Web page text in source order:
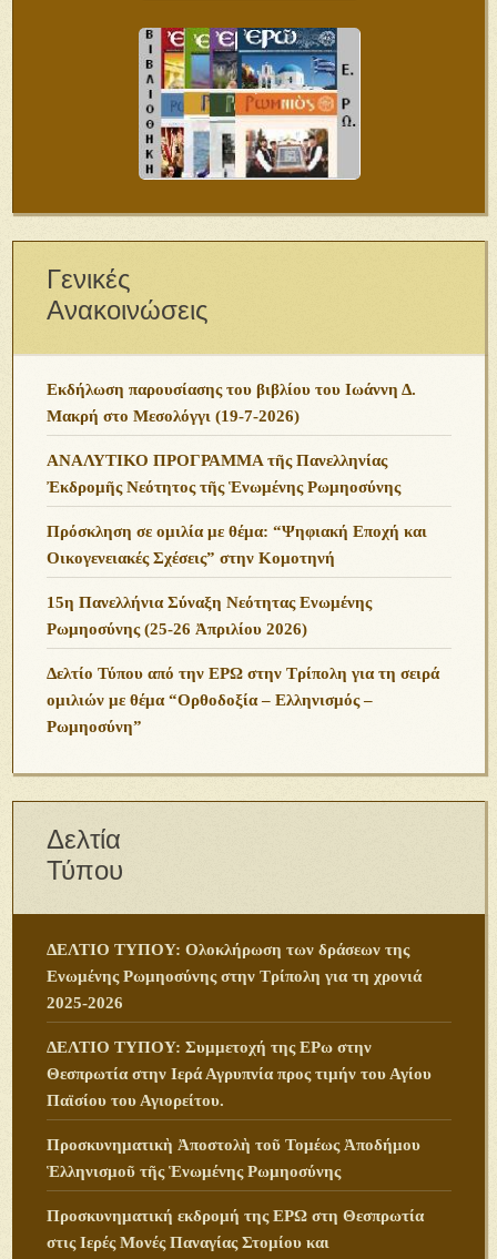
Γενικές
Ανακοινώσεις
Εκδήλωση παρουσίασης του βιβλίου του Ιωάννη Δ.
Μακρή στο Μεσολόγγι (19-7-2026)
ΑΝΑΛΥΤΙΚΟ ΠΡΟΓΡΑΜΜΑ τῆς Πανελληνίας
Ἐκδρομῆς Νεότητος τῆς Ἑνωμένης Ρωμηοσύνης
Πρόσκληση σε ομιλία με θέμα: “Ψηφιακή Εποχή και
Οικογενειακές Σχέσεις” στην Κομοτηνή
15η Πανελλήνια Σύναξη Νεότητας Ενωμένης
Ρωμηοσύνης (25-26 Ἀπριλίου 2026)
Δελτίο Τύπου από την ΕΡΩ στην Τρίπολη για τη σειρά
ομιλιών με θέμα “Ορθοδοξία – Ελληνισμός –
Ρωμηοσύνη”
Δελτία
Τύπου
ΔΕΛΤΙΟ ΤΥΠΟΥ: Ολοκλήρωση των δράσεων της
Ενωμένης Ρωμηοσύνης στην Τρίπολη για τη χρονιά
2025-2026
ΔΕΛΤΙΟ ΤΥΠΟΥ: Συμμετοχή της ΕΡω στην
Θεσπρωτία στην Ιερά Αγρυπνία προς τιμήν του Αγίου
Παϊσίου του Αγιορείτου.
Προσκυνηματικὴ Ἀποστολὴ τοῦ Τομέως Ἀποδήμου
Ἑλληνισμοῦ τῆς Ἑνωμένης Ρωμηοσύνης
Προσκυνηματική εκδρομή της ΕΡΩ στη Θεσπρωτία
στις Ιερές Μονές Παναγίας Στομίου και